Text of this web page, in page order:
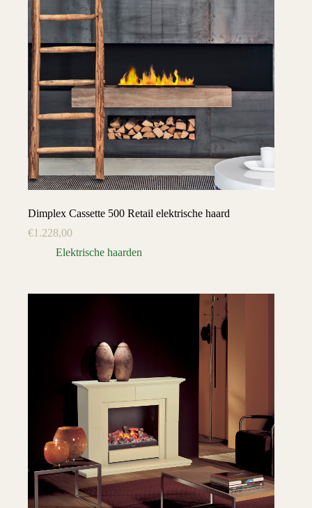
Dimplex Cassette 500 Retail elektrische haard
€1.228,00
Elektrische haarden